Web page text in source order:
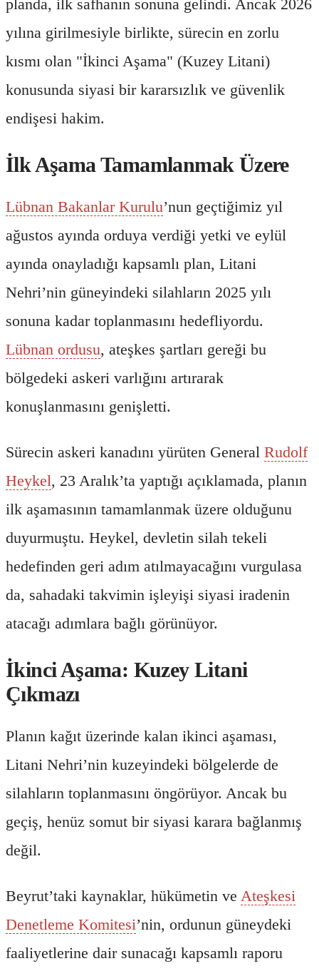
planda, ilk safhanın sonuna gelindi. Ancak 2026
yılına girilmesiyle birlikte, sürecin en zorlu
kısmı olan "İkinci Aşama" (Kuzey Litani)
konusunda siyasi bir kararsızlık ve güvenlik
endişesi hakim.
İlk Aşama Tamamlanmak Üzere
Lübnan Bakanlar Kurulu’nun geçtiğimiz yıl
ağustos ayında orduya verdiği yetki ve eylül
ayında onayladığı kapsamlı plan, Litani
Nehri’nin güneyindeki silahların 2025 yılı
sonuna kadar toplanmasını hedefliyordu.
Lübnan ordusu, ateşkes şartları gereği bu
bölgedeki askeri varlığını artırarak
konuşlanmasını genişletti.
Sürecin askeri kanadını yürüten General Rudolf
Heykel, 23 Aralık’ta yaptığı açıklamada, planın
ilk aşamasının tamamlanmak üzere olduğunu
duyurmuştu. Heykel, devletin silah tekeli
hedefinden geri adım atılmayacağını vurgulasa
da, sahadaki takvimin işleyişi siyasi iradenin
atacağı adımlara bağlı görünüyor.
İkinci Aşama: Kuzey Litani
Çıkmazı
Planın kağıt üzerinde kalan ikinci aşaması,
Litani Nehri’nin kuzeyindeki bölgelerde de
silahların toplanmasını öngörüyor. Ancak bu
geçiş, henüz somut bir siyasi karara bağlanmış
değil.
Beyrut’taki kaynaklar, hükümetin ve Ateşkesi
Denetleme Komitesi’nin, ordunun güneydeki
faaliyetlerine dair sunacağı kapsamlı raporu